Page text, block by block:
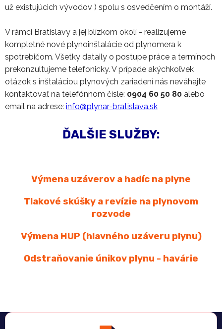
už existujúcich vývodov ) spolu s osvedčením o montáží.
V rámci Bratislavy a jej blízkom okolí - realizujeme
kompletné nové plynoinštalácie od plynomera k
spotrebičom. Všetky dataily o postupe práce a termínoch
prekonzultujeme telefonicky. V prípade akýchkoľvek
otázok s inštaláciou plynových zariadení nás neváhajte
kontaktovať na telefónnom čísle: 0904 60 50 80 alebo
email na adrese: info@plynar-bratislava.sk
ĎALŠIE SLUŽBY:
Výmena uzáverov a hadíc na plyne
Tlakové skúšky a revízie na plynovom
rozvode
Výmena HUP (hlavného uzáveru plynu)
Odstraňovanie únikov plynu - havárie